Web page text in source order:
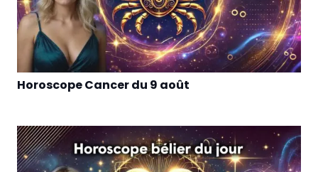
Horoscope Cancer du 9 août